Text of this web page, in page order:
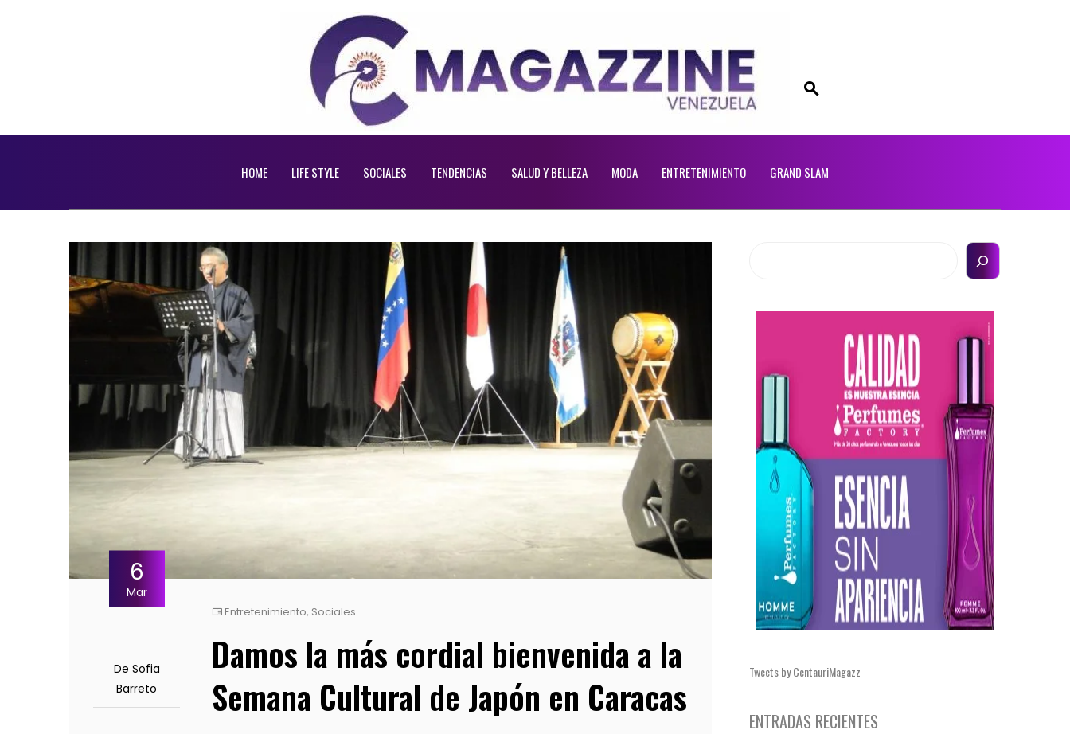
HOME LIFE STYLE SOCIALES TENDENCIAS SALUD Y BELLEZA MODA ENTRETENIMIENTO GRAND SLAM
6
Mar
De Sofia
Barreto
Entretenimiento, Sociales
Damos la más cordial bienvenida a la
Semana Cultural de Japón en Caracas
Tweets by CentauriMagazz
ENTRADAS RECIENTES